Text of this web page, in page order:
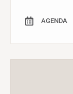
AGENDA